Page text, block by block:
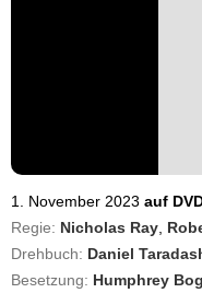
1. November 2023 auf
Regie: Nicholas Ray
Drehbuch: Daniel
Besetzung: Humphrey